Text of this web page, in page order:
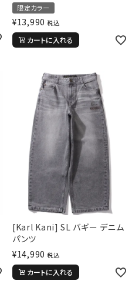
限定カラー
¥13,990 税込
カートに入れる
[Karl Kani] SL バギー デニム
パンツ
¥14,990 税込
カートに入れる